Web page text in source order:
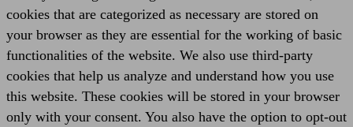
cookies that are categorized as necessary are stored on
your browser as they are essential for the working of basic
functionalities of the website. We also use third-party
cookies that help us analyze and understand how you use
this website. These cookies will be stored in your browser
only with your consent. You also have the option to opt-out